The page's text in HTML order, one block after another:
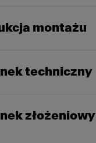
montażu
techniczny
złożeniowy